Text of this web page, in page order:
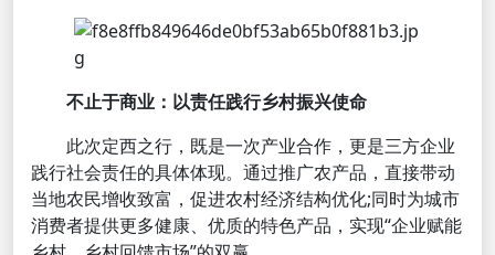
不止于商业：以责任践行乡村振兴使命
此次定西之行，既是一次产业合作，更是三方企业
践行社会责任的具体体现。通过推广农产品，直接带动
当地农民增收致富，促进农村经济结构优化;同时为城市
消费者提供更多健康、优质的特色产品，实现“企业赋能